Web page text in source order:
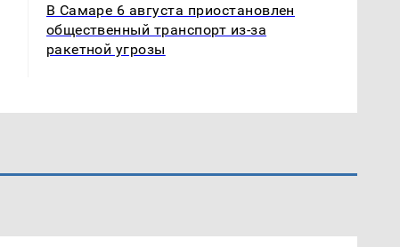
В Самаре 6 августа приостановлен
общественный транспорт из-за
ракетной угрозы